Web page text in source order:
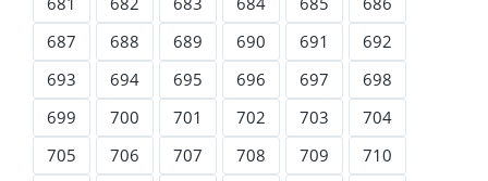
687
688 689 690 691
692
693
694 695 696 697
698
699
700 701 702 703
704
705
706 707 708 709
710